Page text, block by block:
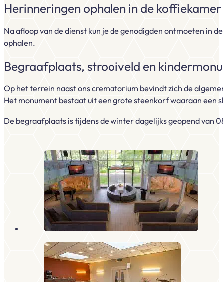
Herinneringen ophalen in de koffiekamer
Na afloop van de dienst kun je de genodigden ontmoeten in
ophalen.
Begraafplaats, strooiveld en
Op het terrein naast ons crematorium bevindt zich de
Het monument bestaat uit een grote steenkorf waaraan een
De begraafplaats is tijdens de winter dagelijks geopend